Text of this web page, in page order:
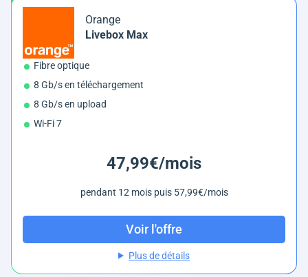
Orange
Livebox Max
Fibre optique
8 Gb/s en téléchargement
8 Gb/s en upload
Wi-Fi 7
47,99€/mois
pendant 12 mois puis 57,99€/mois
Voir l'offre
Plus de détails